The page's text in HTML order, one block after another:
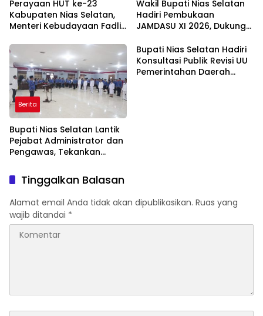
Perayaan HUT ke-23
Kabupaten Nias Selatan,
Menteri Kebudayaan Fadli
sebagai Fondasi
Pembangunan Daerah
Wakil Bupati Nias Selatan
Hadiri Pembukaan
JAMDASU XI 2026, Dukung
Prestasi
Berita
Bupati Nias Selatan Lantik
Pejabat Administrator dan
Pengawas, Tekankan
Publik
Bupati Nias Selatan Hadiri
Konsultasi Publik Revisi UU
Pemerintahan Daerah
Tinggalkan Balasan
Alamat email Anda tidak akan dipublikasikan. Ruas yang
wajib ditandai *